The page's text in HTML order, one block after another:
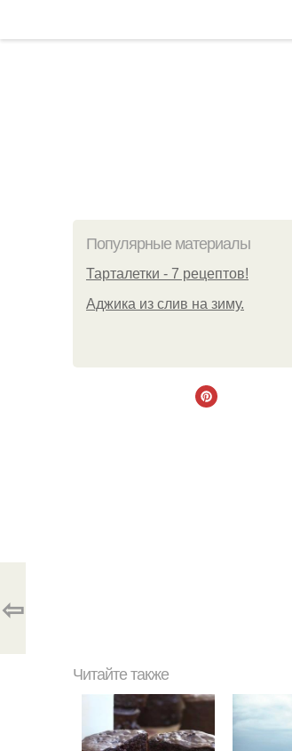
Популярные материалы
Тарталетки - 7 рецептов!
Аджика из слив на зиму.
⇦
Читайте также